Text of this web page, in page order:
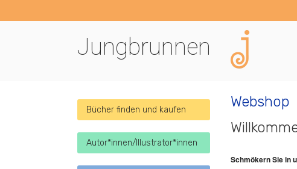
Jungbrunnen
Webshop
Schmökern Sie in
Bücher finden und kaufen
Autor*innen/Illustrator*innen